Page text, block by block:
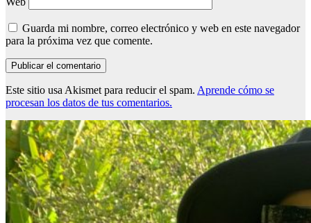
Guarda mi nombre, correo electrónico y web en este navegador
para la próxima vez que comente.
Este sitio usa Akismet para reducir el spam. Aprende cómo se
procesan los datos de tus comentarios.